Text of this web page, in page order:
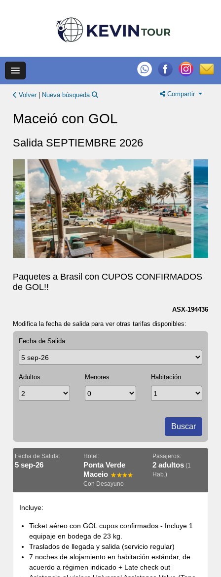
Volver| Nueva búsqueda Compartir
Maceió con GOL
Salida SEPTIEMBRE 2026
Paquetes a Brasil con CUPOS CONFIRMADOS
de GOL!!
ASX-194436
Modifica la fecha de salida para ver otras tarifas disponibles:
Fecha de Salida
Adultos Menores Habitación
Buscar
Fecha de Salida:
5 sep-26
Hotel:
Ponta Verde
Maceio
Con Desayuno
Pasajeros:
2 adultos(1
Hab.)
Incluye:
Ticket aéreo con GOL cupos confirmados - Incluye 1
equipaje en bodega de 23 kg.
Traslados de llegada y salida (servicio regular)
7 noches de alojamiento en habitación estándar, de
acuerdo a régimen indicado + Late check out